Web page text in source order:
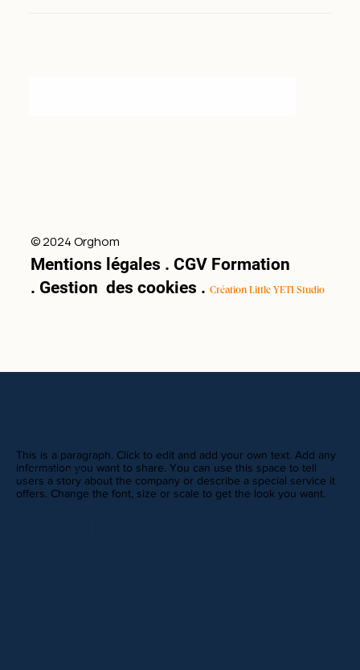
© 2024 Orghom
Mentions légales .CGV Formation
. Gestion des cookies .Création Little YETI Studio
This is a paragraph. Click to edit and add your own text. Add any
information you want to share. You can use this space to tell
users a story about the company or describe a special service it
offers. Change the font, size or scale to get the look you want.
REVIEWS